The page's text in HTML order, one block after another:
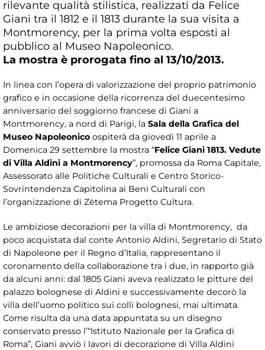
rilevante qualità stilistica, realizzati da Felice
Giani tra il 1812 e il 1813 durante la sua visita a
Montmorency, per la prima volta esposti al
pubblico al Museo Napoleonico.
La mostra è prorogata fino al 13/10/2013.
In linea con l’opera di valorizzazione del proprio patrimonio
grafico e in occasione della ricorrenza del duecentesimo
anniversario del soggiorno francese di Giani a
Montmorency, a nord di Parigi, la Sala della Grafica del
Museo Napoleonico ospiterà da giovedì 11 aprile a
Domenica 29 settembre la mostra “Felice Giani 1813. Vedute
di Villa Aldini a Montmorency”, promossa da Roma Capitale,
Assessorato alle Politiche Culturali e Centro Storico-
Sovrintendenza Capitolina ai Beni Culturali con
l’organizzazione di Zètema Progetto Cultura.
Le ambiziose decorazioni per la villa di Montmorency, da
poco acquistata dal conte Antonio Aldini, Segretario di Stato
di Napoleone per il Regno d’Italia, rappresentano il
coronamento della collaborazione tra i due, in rapporto già
da alcuni anni: dal 1805 Giani aveva realizzato le pitture del
palazzo bolognese di Aldini e successivamente decorò la
villa dell’uomo politico sui colli bolognesi, mai ultimata.
Come risulta da una data appuntata su un disegno
conservato presso l’“Istituto Nazionale per la Grafica di
Roma”, Giani avviò i lavori di decorazione di Villa Aldini